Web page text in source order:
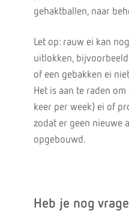
gehaktballen, naar
Let op: rauw ei kan
uitlokken,
of een gebakken ei
Het is aan te raden
keer per week) ei of
zodat er geen nieuwe
opgebouwd.
Heb je nog